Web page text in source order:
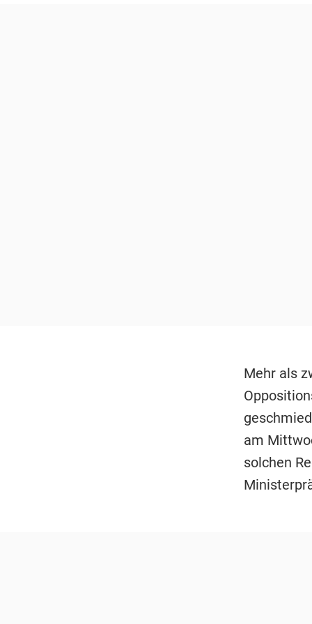
Mehr als
am
solchen